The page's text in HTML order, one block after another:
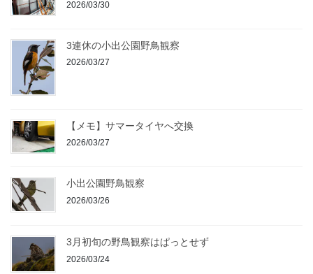
2026/03/30
3連休の小出公園野鳥観察
2026/03/27
【メモ】サマータイヤへ交換
2026/03/27
小出公園野鳥観察
2026/03/26
3月初旬の野鳥観察はぱっとせず
2026/03/24